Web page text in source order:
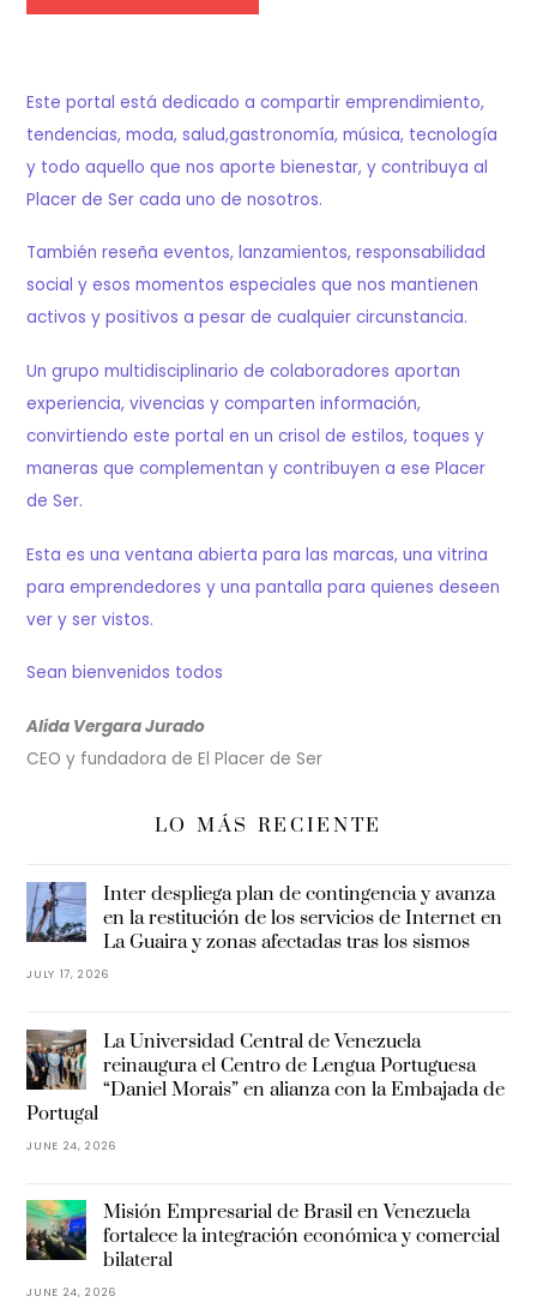
Este portal está dedicado a compartir emprendimiento,
tendencias, moda, salud,gastronomía, música, tecnología
y todo aquello que nos aporte bienestar, y contribuya al
Placer de Ser cada uno de nosotros.
También reseña eventos, lanzamientos, responsabilidad
social y esos momentos especiales que nos mantienen
activos y positivos a pesar de cualquier circunstancia.
Un grupo multidisciplinario de colaboradores aportan
experiencia, vivencias y comparten información,
convirtiendo este portal en un crisol de estilos, toques y
maneras que complementan y contribuyen a ese Placer
de Ser.
Esta es una ventana abierta para las marcas, una vitrina
para emprendedores y una pantalla para quienes deseen
ver y ser vistos.
Sean bienvenidos todos
Alida Vergara Jurado
CEO y fundadora de El Placer de Ser
LO MÁS RECIENTE
Inter despliega plan de contingencia y avanza
en la restitución de los servicios de Internet en
La Guaira y zonas afectadas tras los sismos
JULY 17, 2026
La Universidad Central de Venezuela
reinaugura el Centro de Lengua Portuguesa
“Daniel Morais” en alianza con la Embajada de
Portugal
JUNE 24, 2026
Misión Empresarial de Brasil en Venezuela
fortalece la integración económica y comercial
bilateral
JUNE 24, 2026